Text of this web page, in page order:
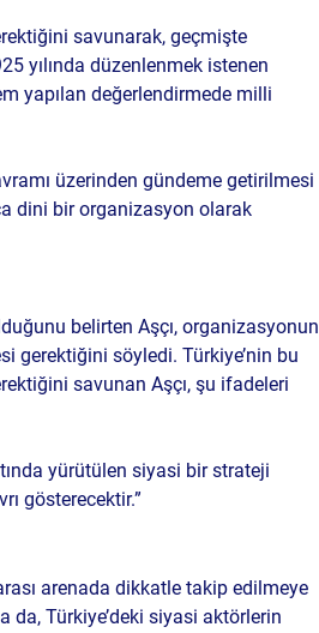
savunarak, geçmişte
yılında düzenlenmek istenen
yapılan değerlendirmede milli
üzerinden gündeme getirilmesi
dini bir organizasyon olarak
belirten Aşçı, organizasyonun
gerektiğini söyledi. Türkiye’nin bu
savunan Aşçı, şu ifadeleri
yürütülen siyasi bir strateji
gösterecektir.”
arenada dikkatle takip edilmeye
Türkiye’deki siyasi aktörlerin